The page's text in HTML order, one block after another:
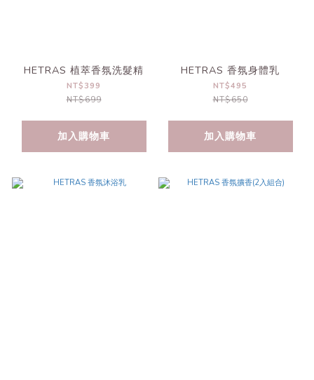
HETRAS 植萃香氛洗髮精
NT$399
NT$699
加入購物車
HETRAS 香氛身體乳
NT$495
NT$650
加入購物車